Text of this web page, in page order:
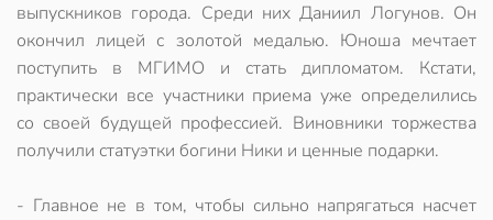
выпускников города. Среди них Даниил Логунов. Он
окончил лицей с золотой медалью. Юноша мечтает
поступить в МГИМО и стать дипломатом. Кстати,
практически все участники приема уже определились
со своей будущей профессией. Виновники торжества
получили статуэтки богини Ники и ценные подарки.
- Главное не в том, чтобы сильно напрягаться насчет